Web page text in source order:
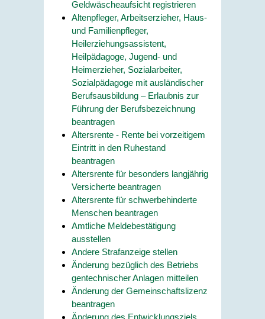
Geldwäscheaufsicht registrieren
Altenpfleger, Arbeitserzieher, Haus-
und Familienpfleger,
Heilerziehungsassistent,
Heilpädagoge, Jugend- und
Heimerzieher, Sozialarbeiter,
Sozialpädagoge mit ausländischer
Berufsausbildung – Erlaubnis zur
Führung der Berufsbezeichnung
beantragen
Altersrente - Rente bei vorzeitigem
Eintritt in den Ruhestand
beantragen
Altersrente für besonders langjährig
Versicherte beantragen
Altersrente für schwerbehinderte
Menschen beantragen
Amtliche Meldebestätigung
ausstellen
Andere Strafanzeige stellen
Änderung bezüglich des Betriebs
gentechnischer Anlagen mitteilen
Änderung der Gemeinschaftslizenz
beantragen
Änderung des Entwicklungsziels